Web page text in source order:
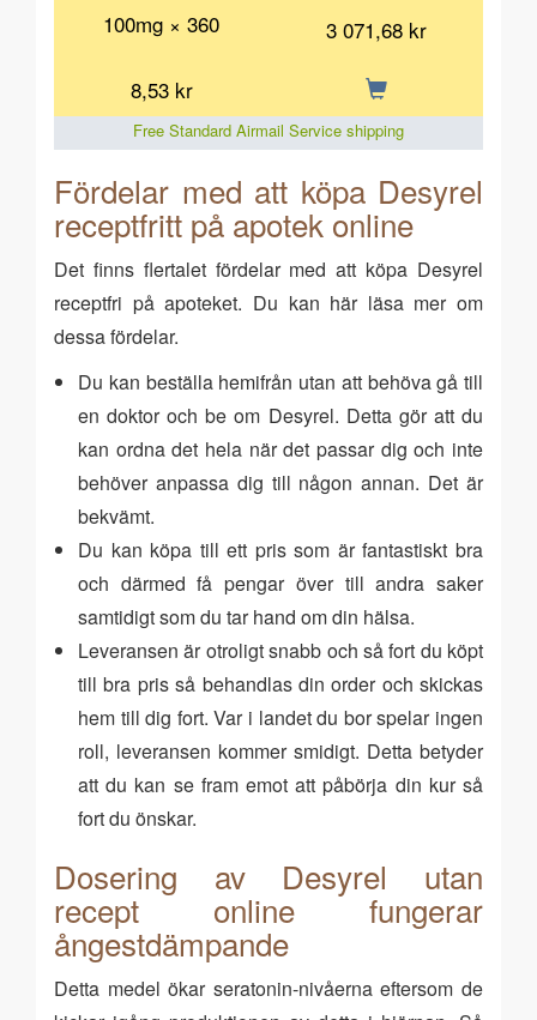
100mg × 360
3 071,68 kr
8,53 kr
Free Standard Airmail Service shipping
Fördelar med att köpa Desyrel
receptfritt på apotek online
Det finns flertalet fördelar med att köpa Desyrel
receptfri på apoteket. Du kan här läsa mer om
dessa fördelar.
Du kan beställa hemifrån utan att behöva gå till
en doktor och be om Desyrel. Detta gör att du
kan ordna det hela när det passar dig och inte
behöver anpassa dig till någon annan. Det är
bekvämt.
Du kan köpa till ett pris som är fantastiskt bra
och därmed få pengar över till andra saker
samtidigt som du tar hand om din hälsa.
Leveransen är otroligt snabb och så fort du köpt
till bra pris så behandlas din order och skickas
hem till dig fort. Var i landet du bor spelar ingen
roll, leveransen kommer smidigt. Detta betyder
att du kan se fram emot att påbörja din kur så
fort du önskar.
Dosering av Desyrel utan
recept online fungerar
ångestdämpande
Detta medel ökar seratonin-nivåerna eftersom de